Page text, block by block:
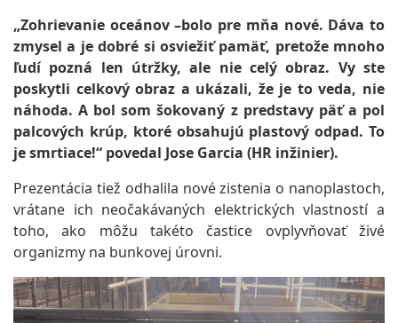
„Zohrievanie oceánov –bolo pre mňa nové. Dáva to
zmysel a je dobré si osviežiť pamäť, pretože mnoho
ľudí pozná len útržky, ale nie celý obraz. Vy ste
poskytli celkový obraz a ukázali, že je to veda, nie
náhoda. A bol som šokovaný z predstavy päť a pol
palcových krúp, ktoré obsahujú plastový odpad. To
je smrtiace!“ povedal Jose Garcia (HR inžinier).
Prezentácia tiež odhalila nové zistenia o nanoplastoch,
vrátane ich neočakávaných elektrických vlastností a
toho, ako môžu takéto častice ovplyvňovať živé
organizmy na bunkovej úrovni.